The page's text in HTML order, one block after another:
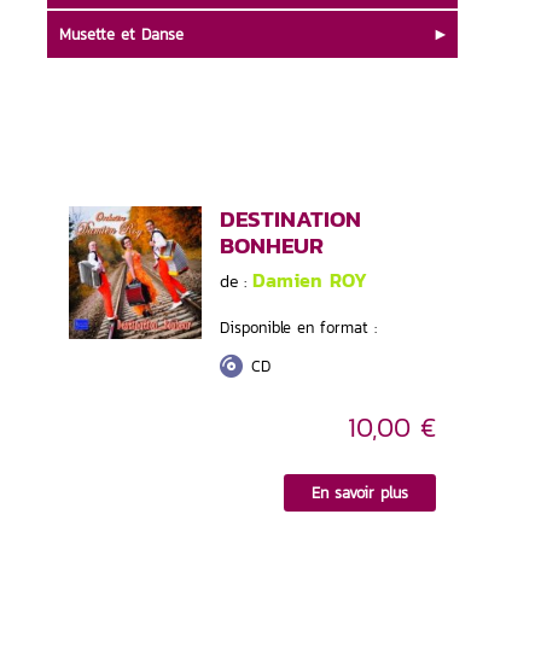
DESTINATION
BONHEUR
de : Damien ROY
Disponible en format :
CD
10,00 €
En savoir plus
Musette et Danse